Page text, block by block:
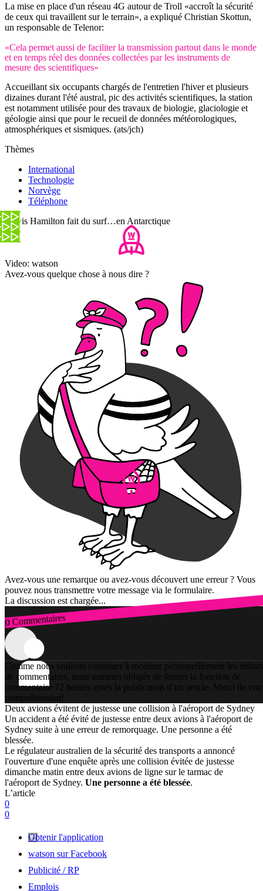
La mise en place d'un réseau 4G autour de Troll «accroît la sécurité
de ceux qui travaillent sur le terrain», a expliqué Christian Skottun,
un responsable de Telenor:
«Cela permet aussi de faciliter la transmission partout dans le monde
et en temps réel des données collectées par les instruments de
mesure des scientifiques»
Accueillant six occupants chargés de l'entretien l'hiver et plusieurs
dizaines durant l'été austral, pic des activités scientifiques, la station
est notamment utilisée pour des travaux de biologie, glaciologie et
géologie ainsi que pour le recueil de données météorologiques,
atmosphériques et sismiques. (ats/jch)
Thèmes
International
Technologie
Norvège
Téléphone
Lewis Hamilton fait du surf…en Antarctique
Video: watson
Avez-vous quelque chose à nous dire ?
Avez-vous une remarque ou avez-vous découvert une erreur ? Vous
pouvez nous transmettre votre message via le formulaire.
La discussion est chargée...
0 Commentaires
Connexion
Comme nous voulons continuer à modérer personnellement les débats
de commentaires, nous sommes obligés de fermer la fonction de
commentaire 72 heures après la publication d’un article. Merci de
compréhension!
Deux avions évitent de justesse une collision à l'aéroport de Sydney
Un accident a été évité de justesse entre deux avions à l'aéroport de
Sydney suite à une erreur de remorquage. Une personne a été
blessée.
Le régulateur australien de la sécurité des transports a annoncé
l'ouverture d'une enquête après une collision évitée de justesse
dimanche matin entre deux avions de ligne sur le tarmac de
l'aéroport de Sydney. Une personne a été blessée.
L’article
0
0
Obtenir l'application
watson sur Facebook
Publicité / RP
Emplois